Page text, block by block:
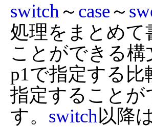
switch ～case～
処理をまとめて
ことができる構
p1で指定する
指定することが
す。 switch以降は